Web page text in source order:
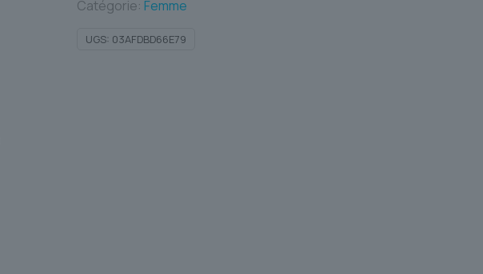
Catégorie: Femme
UGS: 03AFDBD66E79